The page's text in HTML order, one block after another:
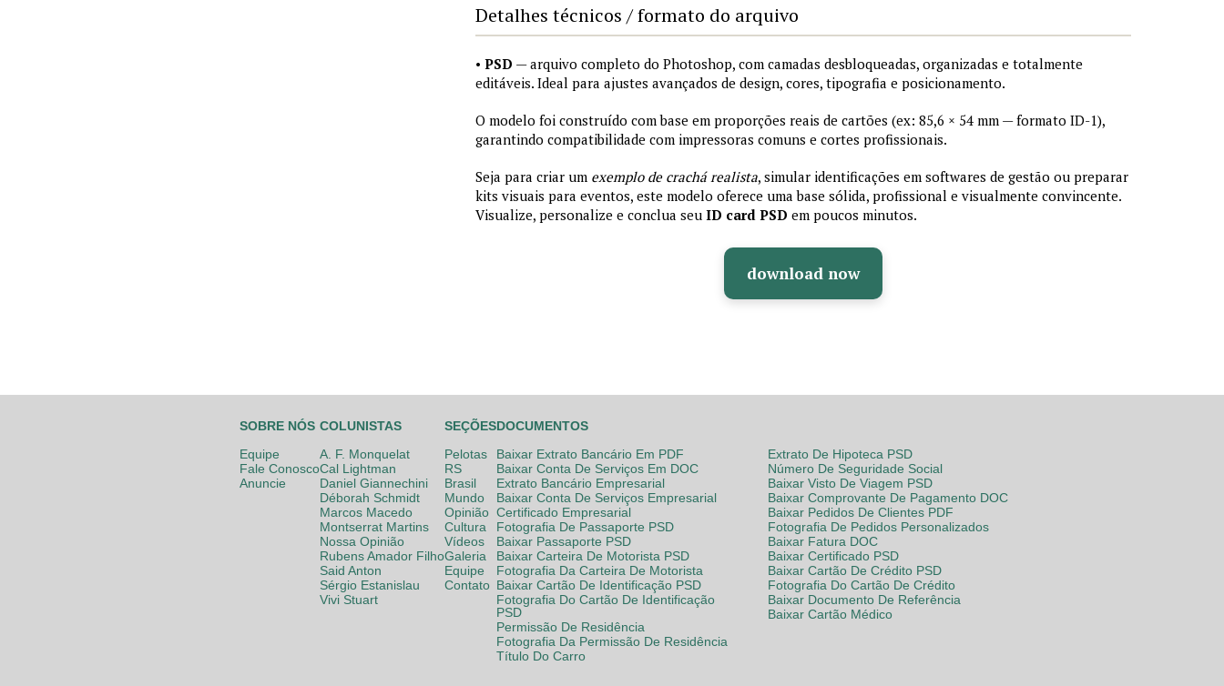
Detalhes técnicos / formato do arquivo
• PSD — arquivo completo do Photoshop, com camadas desbloqueadas, organizadas e totalmente
editáveis. Ideal para ajustes avançados de design, cores, tipografia e posicionamento.
O modelo foi construído com base em proporções reais de cartões (ex: 85,6 × 54 mm — formato ID-1),
garantindo compatibilidade com impressoras comuns e cortes profissionais.
Seja para criar um exemplo de crachá realista, simular identificações em softwares de gestão ou preparar
kits visuais para eventos, este modelo oferece uma base sólida, profissional e visualmente convincente.
Visualize, personalize e conclua seu ID card PSD em poucos minutos.
download now
SOBRE NÓS
Equipe
Fale Conosco
Anuncie
COLUNISTAS
A. F. Monquelat
Cal Lightman
Daniel Giannechini
Déborah Schmidt
Marcos Macedo
Montserrat Martins
Nossa Opinião
Rubens Amador Filho
Said Anton
Sérgio Estanislau
Vivi Stuart
SEÇÕES
Pelotas
RS
Brasil
Mundo
Opinião
Cultura
Vídeos
Galeria
Equipe
Contato
DOCUMENTOS
Baixar Extrato Bancário Em PDF
Baixar Conta De Serviços Em DOC
Extrato Bancário Empresarial
Baixar Conta De Serviços Empresarial
Certificado Empresarial
Fotografia De Passaporte PSD
Baixar Passaporte PSD
Baixar Carteira De Motorista PSD
Fotografia Da Carteira De Motorista
Baixar Cartão De Identificação PSD
Fotografia Do Cartão De Identificação
PSD
Permissão De Residência
Fotografia Da Permissão De Residência
Título Do Carro
Extrato De Hipoteca PSD
Número De Seguridade Social
Baixar Visto De Viagem PSD
Baixar Comprovante De Pagamento DOC
Baixar Pedidos De Clientes PDF
Fotografia De Pedidos Personalizados
Baixar Fatura DOC
Baixar Certificado PSD
Baixar Cartão De Crédito PSD
Fotografia Do Cartão De Crédito
Baixar Documento De Referência
Baixar Cartão Médico